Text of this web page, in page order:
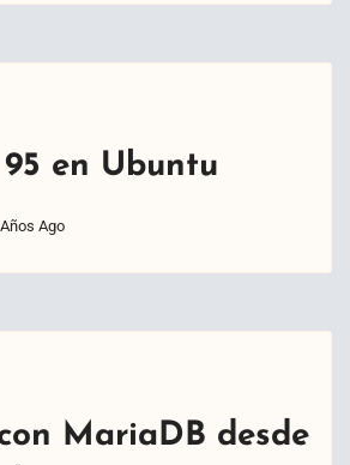
en Ubuntu
Ago
MariaDB desde